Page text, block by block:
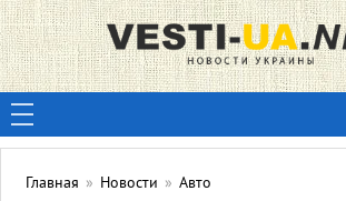
Главная » Новости » Авто